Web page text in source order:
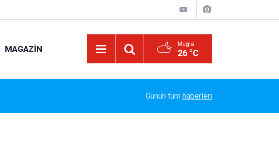
MAGAZIN Muğla
26 °C
Bayram Arıcı: "Biz Bir Aileyiz" Anlayışıyla 12
Günün tüm haberleri